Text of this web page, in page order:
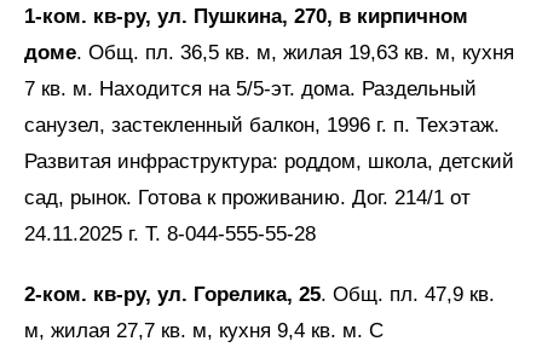
1-ком. кв-ру, ул. Пушкина, 270, в кирпичном
доме. Общ. пл. 36,5 кв. м, жилая 19,63 кв. м, кухня
7 кв. м. Находится на 5/5-эт. дома. Раздельный
санузел, застекленный балкон, 1996 г. п. Техэтаж.
Развитая инфраструктура: роддом, школа, детский
сад, рынок. Готова к проживанию. Дог. 214/1 от
24.11.2025 г. Т. 8-044-555-55-28
2-ком. кв-ру, ул. Горелика, 25. Общ. пл. 47,9 кв.
м, жилая 27,7 кв. м, кухня 9,4 кв. м. С